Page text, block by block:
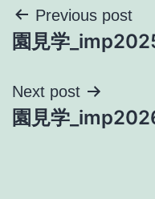
投
稿
ナ
ビ
Previous post
園見学
Next post
園見学